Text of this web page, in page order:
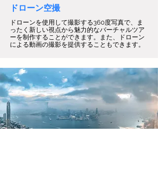
ドローン空撮
ドローンを使用して撮影する360度写真で、ま
ったく新しい視点から魅力的なバーチャルツア
ーを制作することができます。また、ドローン
による動画の撮影を提供することもできます。